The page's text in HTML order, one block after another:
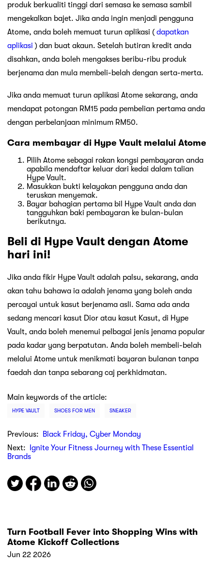
produk berkualiti tinggi dari semasa ke semasa sambil
mengekalkan bajet. Jika anda ingin menjadi pengguna
Atome, anda boleh memuat turun aplikasi ( dapatkan
aplikasi ) dan buat akaun. Setelah butiran kredit anda
disahkan, anda boleh mengakses beribu-ribu produk
berjenama dan mula membeli-belah dengan serta-merta.
Jika anda memuat turun aplikasi Atome sekarang, anda
mendapat potongan RM15 pada pembelian pertama anda
dengan perbelanjaan minimum RM50.
Cara membayar di Hype Vault melalui Atome
Pilih Atome sebagai rakan kongsi pembayaran anda
apabila mendaftar keluar dari kedai dalam talian
Hype Vault.
Masukkan bukti kelayakan pengguna anda dan
teruskan menyemak.
Bayar bahagian pertama bil Hype Vault anda dan
tangguhkan baki pembayaran ke bulan-bulan
berikutnya.
Beli di Hype Vault dengan Atome
hari ini!
Jika anda fikir Hype Vault adalah palsu, sekarang, anda
akan tahu bahawa ia adalah jenama yang boleh anda
percayai untuk kasut berjenama asli. Sama ada anda
sedang mencari kasut Dior atau kasut Kasut, di Hype
Vault, anda boleh menemui pelbagai jenis jenama popular
pada kadar yang berpatutan. Anda boleh membeli-belah
melalui Atome untuk menikmati bayaran bulanan tanpa
faedah dan tanpa sebarang caj perkhidmatan.
Main keywords of the article:
HYPE VAULT SHOES FOR MEN SNEAKER
Previous:
Black Friday, Cyber Monday
Next:
Ignite Your Fitness Journey with These Essential
Brands
Turn Football Fever into Shopping Wins with
Atome Kickoff Collections
Jun 22 2026